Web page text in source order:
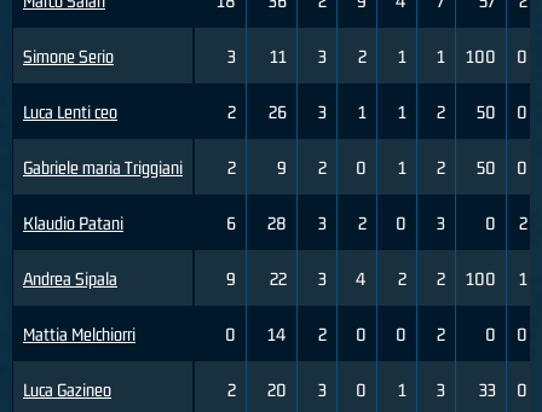
Simone Serio
Luca Lenti ceo
Gabriele maria Triggiani
Klaudio Patani
Andrea Sipala
Mattia Melchiorri
Luca Gazineo
3 11 3 2 1 1 100 0
2 26 3 1 1 2 50 0
2 9 2 0 1 2 50 0
6 28 3 2 0 3 0 2
9 22 3 4 2 2 100 1
0 14 2 0 0 2 0 0
2 20 3 0 1 3 33 0